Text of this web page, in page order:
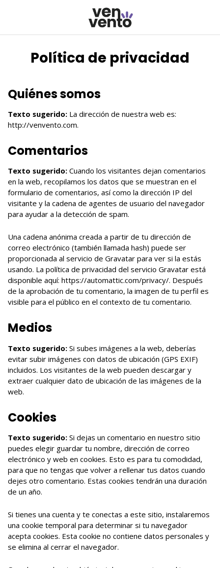
Política de privacidad
Quiénes somos
Texto sugerido: La dirección de nuestra web es:
http://venvento.com.
Comentarios
Texto sugerido: Cuando los visitantes dejan comentarios
en la web, recopilamos los datos que se muestran en el
formulario de comentarios, así como la dirección IP del
visitante y la cadena de agentes de usuario del navegador
para ayudar a la detección de spam.
Una cadena anónima creada a partir de tu dirección de
correo electrónico (también llamada hash) puede ser
proporcionada al servicio de Gravatar para ver si la estás
usando. La política de privacidad del servicio Gravatar está
disponible aquí: https://automattic.com/privacy/. Después
de la aprobación de tu comentario, la imagen de tu perfil es
visible para el público en el contexto de tu comentario.
Medios
Texto sugerido: Si subes imágenes a la web, deberías
evitar subir imágenes con datos de ubicación (GPS EXIF)
incluidos. Los visitantes de la web pueden descargar y
extraer cualquier dato de ubicación de las imágenes de la
web.
Cookies
Texto sugerido: Si dejas un comentario en nuestro sitio
puedes elegir guardar tu nombre, dirección de correo
electrónico y web en cookies. Esto es para tu comodidad,
para que no tengas que volver a rellenar tus datos cuando
dejes otro comentario. Estas cookies tendrán una duración
de un año.
Si tienes una cuenta y te conectas a este sitio, instalaremos
una cookie temporal para determinar si tu navegador
acepta cookies. Esta cookie no contiene datos personales y
se elimina al cerrar el navegador.